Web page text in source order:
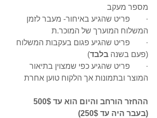
מספר מעקב
·        פריט שהגיע באיחור- מעבר לזמן
המשלוח המוערך של המוכר.ת
·        פריט שהגיע פגום בעקבות המשלוח
(פעם בשנה בלבד)
·        פריט שהגיע כפי שמצוין בתיאור
המוצר ובתמונות אך הלקוח טוען אחרת
(בעבר היה עד 250$)